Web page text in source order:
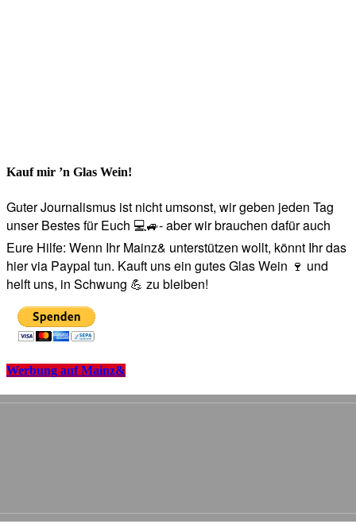
Kauf mir ’n Glas Wein!
Guter Journalismus ist nicht umsonst, wir geben jeden Tag
unser Bestes für Euch 💻🚙- aber wir brauchen dafür auch
Eure Hilfe: Wenn Ihr Mainz& unterstützen wollt, könnt Ihr das
hier via Paypal tun. Kauft uns ein gutes Glas Wein 🍷 und
helft uns, in Schwung 💪 zu bleiben!
Werbung auf Mainz&